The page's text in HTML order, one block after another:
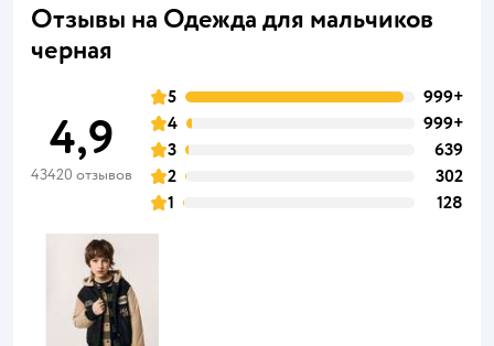
Отзывы на Одежда для мальчиков
черная
4,9
43420 отзывов
5
999+
4
999+
3
639
2
302
1
128